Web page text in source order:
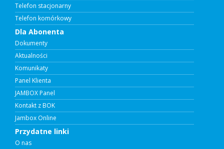
Telefon stacjonarny
Telefon komórkowy
Dla Abonenta
Dokumenty
Aktualności
Komunikaty
Panel Klienta
JAMBOX Panel
Kontakt z BOK
Jambox Online
Przydatne linki
O nas